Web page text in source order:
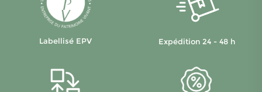
Labellisé EPV Expédition 24 - 48 h